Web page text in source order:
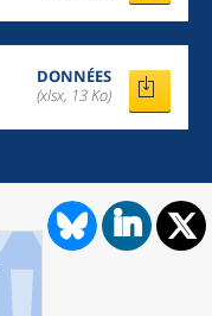
DONNÉES
(xlsx, 13 Ko)